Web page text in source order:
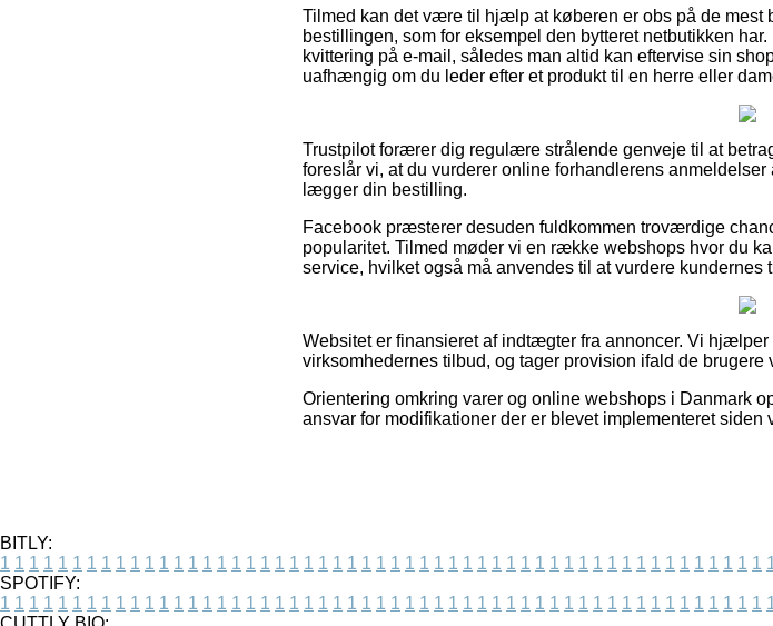
Tilmed kan det være til hjælp at køberen er obs på de mest
bestillingen, som for eksempel den bytteret netbutikken
kvittering på e-mail, således man altid kan eftervise sin
uafhængig om du leder efter et produkt til en herre eller
Trustpilot forærer dig regulære strålende genveje til at
foreslår vi, at du vurderer online forhandlerens
lægger din bestilling.
Facebook præsterer desuden fuldkommen troværdige
popularitet. Tilmed møder vi en række webshops hvor du
service, hvilket også må anvendes til at vurdere kundernes
Websitet er finansieret af indtægter fra annoncer. Vi
virksomhedernes tilbud, og tager provision ifald de brugere
Orientering omkring varer og online webshops i Danmark
ansvar for modifikationer der er blevet implementeret siden
BITLY:
1 1 1 1 1 1 1 1 1 1 1 1 1 1 1 1 1 1 1 1 1 1 1 1 1 1 1 1 1 1 1 1 1 1 1 1 1 1 1 1 1 1 1 1 1 1 1 1 1 1 1 1 1
SPOTIFY:
1 1 1 1 1 1 1 1 1 1 1 1 1 1 1 1 1 1 1 1 1 1 1 1 1 1 1 1 1 1 1 1 1 1 1 1 1 1 1 1 1 1 1 1 1 1 1 1 1 1 1 1 1